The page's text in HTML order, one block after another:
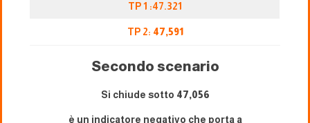
TP 1 :47.321
TP 2: 47,591
Secondo scenario
Si chiude sotto 47,056
è un indicatore negativo che porta a